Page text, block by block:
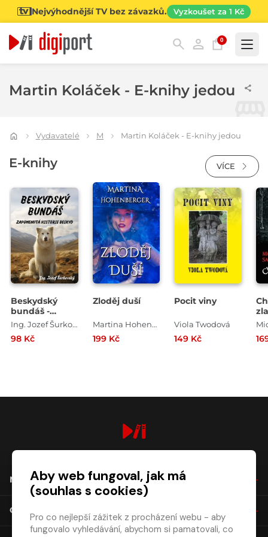
Nejvýhodnější TV bez závazků. Vyzkoušet za 1 Kč
0
Martin Koláček - E-knihy jedou
Vydavatelé M Martin Koláček - E-knihy jedou
E-knihy VÍCE
Beskydský
bundáš -
Zapomenutá
historie
Beskyd
Ing. Jozef Šurkovský
98 Kč
Zloděj duší
Martina Hohenberger
199 Kč
Pocit viny
Viola Twodová
149 Kč
zla
NÁKUP
O SPOLEČNOSTI
Aby web fungoval, jak má
(souhlas s cookies)
Pro co nejlepší zážitek z procházení webu - aby
fungovalo vyhledávání, abychom si pamatovali, co